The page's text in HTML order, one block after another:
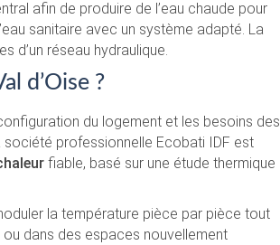
afin de produire de l’eau chaude pour
sanitaire avec un système adapté. La
d’un réseau hydraulique.
d’Oise ?
du logement et les besoins des
société professionnelle Ecobati IDF est
fiable, basé sur une étude thermique
la température pièce par pièce tout
dans des espaces nouvellement